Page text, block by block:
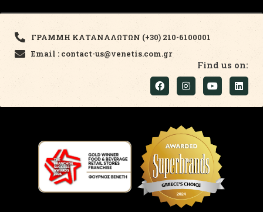
ΓΡΑΜΜΗ ΚΑΤΑΝΑΛΩΤΩΝ (+30) 210-6100001
Email : contact-us@venetis.com.gr
Find us on: